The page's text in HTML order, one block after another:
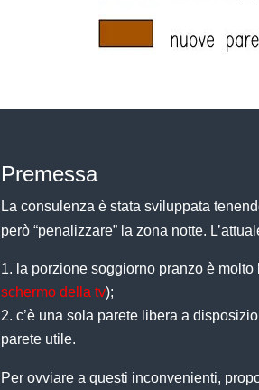
Premessa
La consulenza è stata sviluppata
però “penalizzare” la zona notte.
la porzione soggiorno pranzo è
schermo della tv);
c’è una sola parete libera a
parete utile.
Per ovviare a questi inconvenienti,